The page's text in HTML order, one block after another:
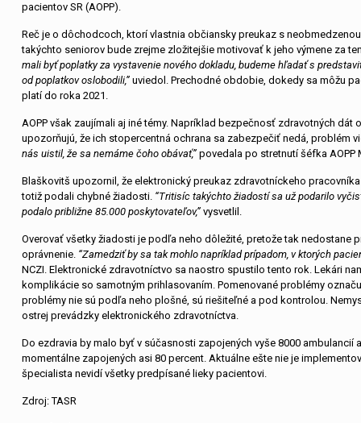
pacientov SR (AOPP).
Reč je o dôchodcoch, ktorí vlastnia občiansky preukaz s
takýchto seniorov bude zrejme zložitejšie motivovať k jeho výmene za
mali byť poplatky za vystavenie nového dokladu, budeme hľadať s
od poplatkov oslobodili,” uviedol. Prechodné obdobie, dokedy sa môžu
platí do roka 2021.
AOPP však zaujímali aj iné témy. Napríklad bezpečnosť zdravotných dát
upozorňujú, že ich stopercentná ochrana sa zabezpečiť nedá, problém
nás uistil, že sa nemáme čoho obávať,”povedala po stretnutí šéfka AOPP
Blaškovitš upozornil, že elektronický preukaz zdravotníckeho
totiž podali chybné žiadosti. “Tritisíc takýchto žiadostí sa už podarilo
podalo približne 85.000 poskytovateľov,” vysvetlil.
Overovať všetky žiadosti je podľa neho dôležité, pretože tak nedostane
oprávnenie. “Zamedziť by sa tak mohlo napríklad prípadom, v ktorých
NCZI. Elektronické zdravotníctvo sa naostro spustilo tento rok. Lekári
komplikácie so samotným prihlasovaním. Pomenované problémy
problémy nie sú podľa neho plošné, sú riešiteľné a pod kontrolou.
ostrej prevádzky elektronického zdravotníctva.
Do ezdravia by malo byť v súčasnosti zapojených vyše 8000 ambulancií
momentálne zapojených asi 80 percent. Aktuálne ešte nie je
špecialista nevidí všetky predpísané lieky pacientovi.
Zdroj: TASR